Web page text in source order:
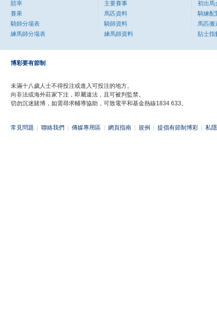
賠率
賽果
騎師分場表
練馬師分場表
主要賽事
馬匹資料
騎師資料
練馬師資料
初出馬
騎練配
馬匹搬
貼士指
博彩要有節制
未滿十八歲人士不得投注或進入可投注的地方。
向非法或海外莊家下注，即屬違法，且可被判監禁。
切勿沉迷賭博，如需尋求輔導協助，可致電平和基金熱線1834 633。
常見問題 聯絡我們 傳媒專用區 網頁指南 規例 提倡有節制博彩 私